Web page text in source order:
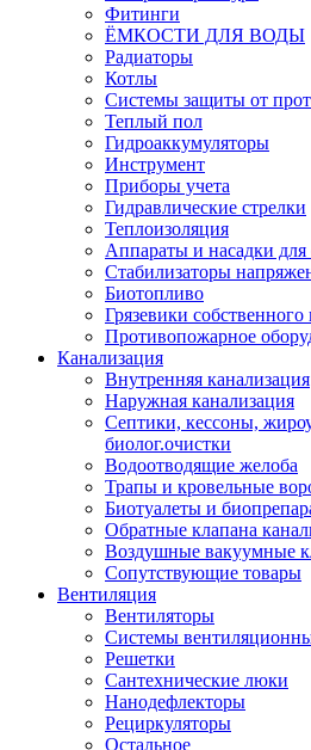
Фитинги
ЁМКОСТИ ДЛЯ ВОДЫ
Радиаторы
Котлы
Системы защиты от
Теплый пол
Гидроаккумуляторы
Инструмент
Приборы учета
Гидравлические стрелки
Теплоизоляция
Аппараты и насадки для
Стабилизаторы
Биотопливо
Грязевики собственного
Противопожарное
Канализация
Внутренняя канализация
Наружная канализация
Септики, кессоны,
биолог.очистки
Водоотводящие желоба
Трапы и кровельные
Биотуалеты и
Обратные клапана
Воздушные вакуумные
Сопутствующие товары
Вентиляция
Вентиляторы
Системы
Решетки
Сантехнические люки
Нанодефлекторы
Рециркуляторы
Остальное